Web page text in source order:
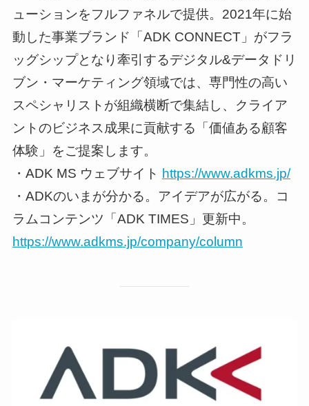
ューションをフルファネルで提供。2021年に始
動した事業ブランド「ADK CONNECT」がフラ
ッグシップとなり牽引するデジタル&データドリ
ブン・マーケティング領域では、専門性の高い
スペシャリストが組織横断で集結し、クライア
ントのビジネス成果に貢献する「価値ある顧客
体験」をご提案します。
・ADK MS ウェブサイト https://www.adkms.jp/
・ADKのいまが分かる。アイデアが広がる。コ
ラムコンテンツ「ADK TIMES」更新中。
https://www.adkms.jp/company/column